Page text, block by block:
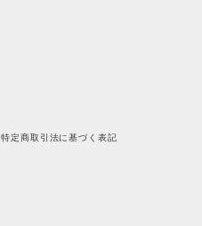
特定商取引法に基づく表記